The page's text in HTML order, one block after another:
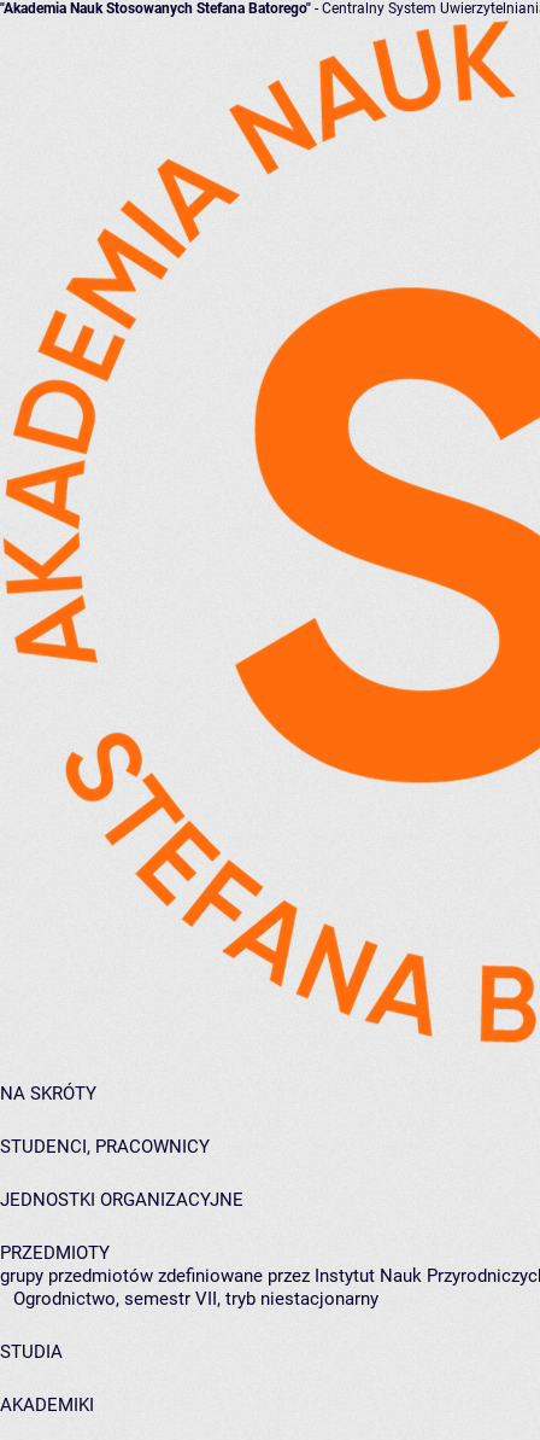
"Akademia Nauk Stosowanych Stefana Batorego" - Centralny System
NA SKRÓTY
STUDENCI, PRACOWNICY
JEDNOSTKI ORGANIZACYJNE
PRZEDMIOTY
grupy przedmiotów zdefiniowane przez Instytut Nauk
Ogrodnictwo, semestr VII, tryb niestacjonarny
STUDIA
AKADEMIKI